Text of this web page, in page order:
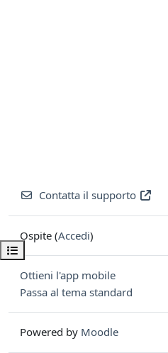
Apri indice del corso
Contatta il supporto
Ospite (Accedi)
Ottieni l'app mobile
Passa al tema standard
Powered by Moodle